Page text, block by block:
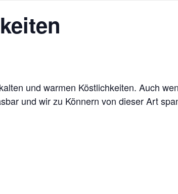
und warmen Köstlichkeiten. Auch
und wir zu Könnern von dieser Art